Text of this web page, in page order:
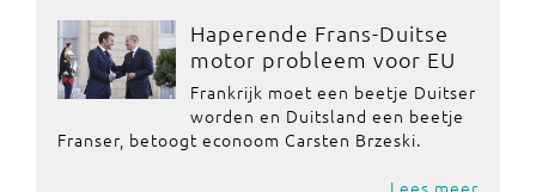
Haperende Frans-Duitse
motor probleem voor EU
Frankrijk moet een beetje Duitser
worden en Duitsland een beetje
Franser, betoogt econoom Carsten Brzeski.
Lees meer